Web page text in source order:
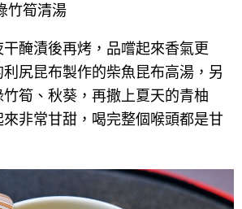
竹筍清湯
醃漬後再烤，品嚐起來香氣更
尻昆布製作的柴魚昆布高湯，另
筍、秋葵，再撒上夏天的青柚
非常甘甜，喝完整個喉頭都是甘